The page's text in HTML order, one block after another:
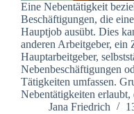
Eine Nebentätigkeit
Beschäftigungen, die
Hauptjob ausübt. Dies
anderen Arbeitgeber, ein
Hauptarbeitgeber,
Nebenbeschäftigungen
Tätigkeiten umfassen.
Nebentätigkeiten
Jana Friedrich